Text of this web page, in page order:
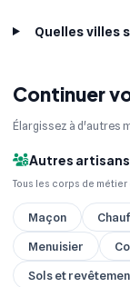
Quelles villes
Continuer
Élargissez à d'autres
Autres
Tous les corps de métier
Maçon
Menuisier
Sols et